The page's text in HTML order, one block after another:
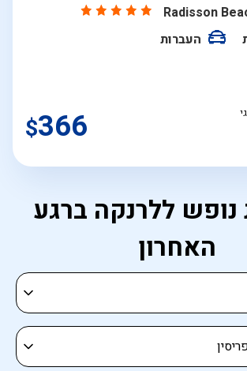
Radisson
העברות
$366
נופש ללרנקה ברגע
האחרון